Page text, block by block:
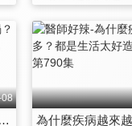
會遇到這種事？！ 第789集